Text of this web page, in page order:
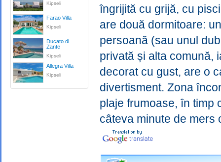
Kipseli
Farao Villa
Kipseli
Ducato di
Zante
Kipseli
Allegra Villa
Kipseli
îngrijită cu grijă, cu
are două dormitoare:
persoană (sau unul
privată și alta comună,
decorat cu gust, are o
divertisment. Zona
plaje frumoase, în timp
câteva minute de mers